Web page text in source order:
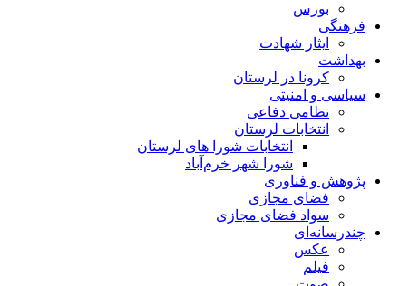
بورس
فرهنگی
ایثار شهادت
بهداشت
کرونا در لرستان
سیاسی و امنیتی
نظامی دفاعی
انتخابات لرستان
انتخابات شورا های لرستان
شورا شهر خرم‌آباد
پژوهش و فناوری
فضای مجازی
سواد فضای مجازی
چندرسانه‌ای
عكس
فیلم